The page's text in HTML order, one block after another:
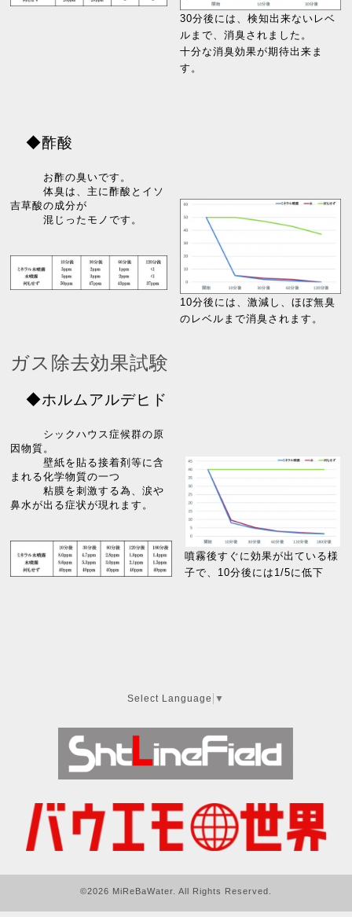
30分後には、検知出来ないレベ
ルまで、消臭されました。
十分な消臭効果が期待出来ま
す。
◆酢酸
お酢の臭いです。
体臭は、主に酢酸とイソ
吉草酸の成分が
混じったモノです。
10分後には、激減し、ほぼ無臭
のレベルまで消臭されます。
ガス除去効果試験
◆ホルムアルデヒド
シックハウス症候群の原
因物質。
壁紙を貼る接着剤等に含
まれる化学物質の一つ
粘膜を刺激する為、涙や
鼻水が出る症状が現れます。
噴霧後すぐに効果が出ている様
子で、10分後には1/5に低下
Select Language ▼
©2026 MiReBaWater . All Rights Reserved.